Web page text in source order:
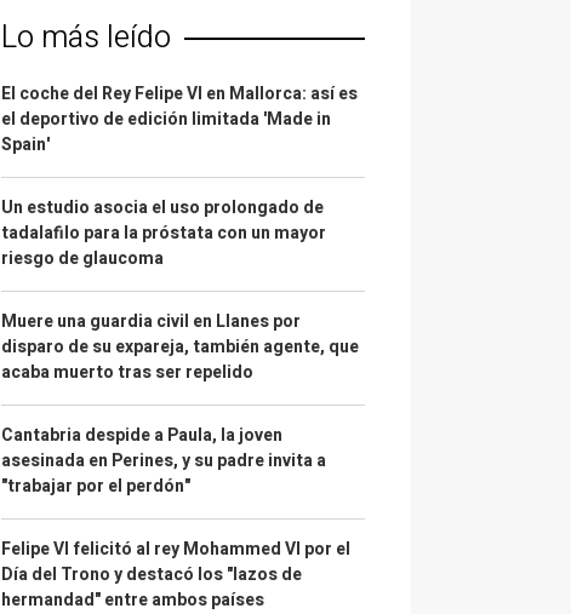
Lo más leído
El coche del Rey Felipe VI en Mallorca: así es
el deportivo de edición limitada 'Made in
Spain'
Un estudio asocia el uso prolongado de
tadalafilo para la próstata con un mayor
riesgo de glaucoma
Muere una guardia civil en Llanes por
disparo de su expareja, también agente, que
acaba muerto tras ser repelido
Cantabria despide a Paula, la joven
asesinada en Perines, y su padre invita a
"trabajar por el perdón"
Felipe VI felicitó al rey Mohammed VI por el
Día del Trono y destacó los "lazos de
hermandad" entre ambos países